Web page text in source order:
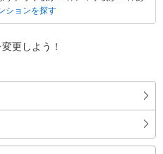
ションを探す
更しよう！